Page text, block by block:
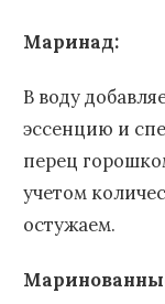
Маринад:
В воду
эссенцию и
перец
учетом
остужаем.